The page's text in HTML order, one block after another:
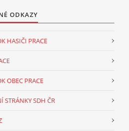
ODKAZY
HASIČI PRACE
OBEC PRACE
STRÁNKY SDH ČR